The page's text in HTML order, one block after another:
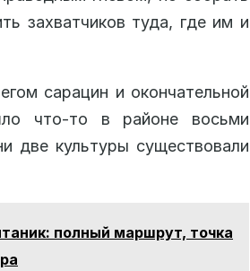
захватчиков туда, где им и
сарацин и окончательной
что-то в районе восьми
две культуры существовали
полный маршрут, точка